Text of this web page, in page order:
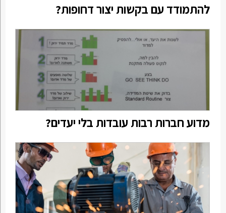
להתמודד עם בקשות יצור דחופות?
מדוע חברות רבות עובדות בלי יעדים?